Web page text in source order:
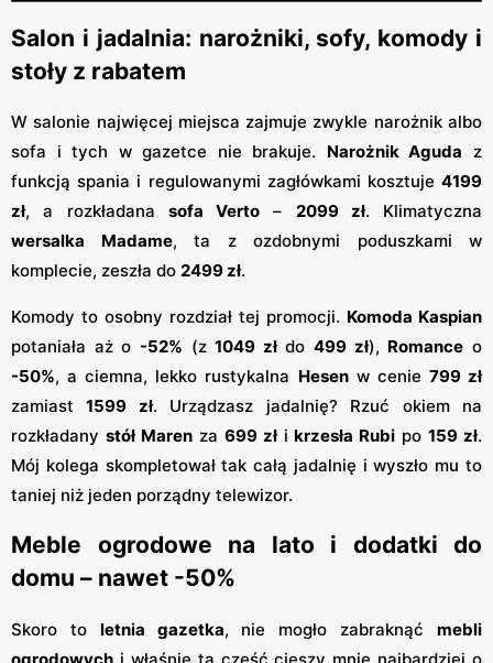
Salon i jadalnia: narożniki, sofy, komody i
stoły z rabatem
W salonie najwięcej miejsca zajmuje zwykle narożnik albo
sofa i tych w gazetce nie brakuje. Narożnik Aguda z
funkcją spania i regulowanymi zagłówkami kosztuje 4199
zł, a rozkładana sofa Verto – 2099 zł. Klimatyczna
wersalka Madame, ta z ozdobnymi poduszkami w
komplecie, zeszła do 2499 zł.
Komody to osobny rozdział tej promocji. Komoda Kaspian
potaniała aż o -52% (z1049 złdo499 zł), Romance o
-50%, a ciemna, lekko rustykalna Hesenw cenie 799 zł
zamiast1599 zł. Urządzasz jadalnię? Rzuć okiem na
rozkładany stół Marenza 699 złikrzesła Rubi po159 zł.
Mój kolega skompletował tak całą jadalnię i wyszło mu to
taniej niż jeden porządny telewizor.
Meble ogrodowe na lato i dodatki do
domu – nawet -50%
Skoro to letnia gazetka, nie mogło zabraknąćmebli